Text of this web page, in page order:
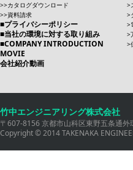
カタログダウンロード
資料請求
プライバシーポリシー
当社の環境に対する取り組み
COMPANY INTRODUCTION
MOVIE
会社紹介動画
竹中エンジニアリング株式会社
〒607-8156 京都市山科区東野五条通
Copyright © 2014 TAKENAKA